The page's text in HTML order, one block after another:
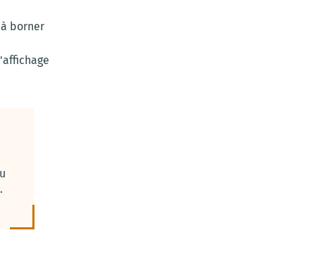
borner